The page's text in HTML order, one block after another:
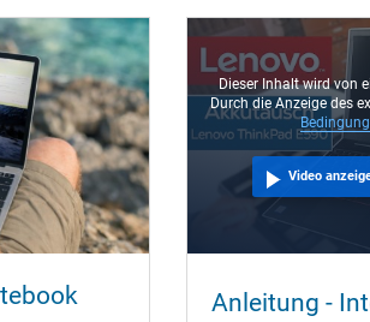
Dieser Inhalt wird von
Durch die Anzeige des
Video
Anleitung -